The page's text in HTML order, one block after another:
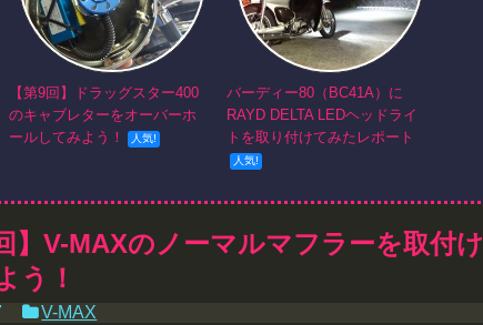
【第9回】ドラッグスター400
のキャブレターをオーバーホ
ールしてみよう！
バーディー80（BC41A）に
RAYD DELTA LEDヘッドライ
トを取り付けてみたレポート
】V-MAXのノーマルマフラーを取付け
う！
V-MAX